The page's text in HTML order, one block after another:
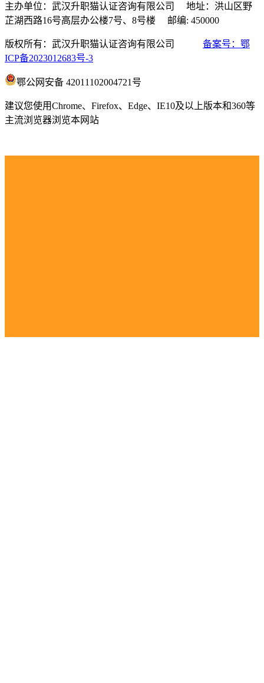
主办单位：武汉升职猫认证咨询有限公司 地址：洪山区野
芷湖西路16号高层办公楼7号、8号楼 邮编: 450000
版权所有：武汉升职猫认证咨询有限公司 备案号：鄂
ICP备2023012683号-3
鄂公网安备 42011102004721号
建议您使用Chrome、Firefox、Edge、IE10及以上版本和360等
主流浏览器浏览本网站